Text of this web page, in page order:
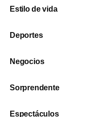
Estilo de vida
Deportes
Negocios
Sorprendente
Espectáculos